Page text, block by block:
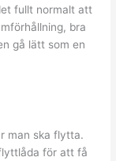
fullt normalt att
bra
gå lätt som en
man ska flytta.
för att få